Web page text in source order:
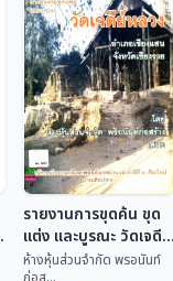
รายงานการขุดค้น ขุด
แต่ง และบูรณะ วัดเจดีย์
หลวง อำเภอเชียงแสน
ห้างหุ้นส่วนจำกัด พรอนันท์
ก่อส...